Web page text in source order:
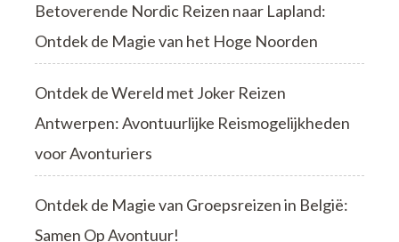
Betoverende Nordic Reizen naar Lapland:
Ontdek de Magie van het Hoge Noorden
Ontdek de Wereld met Joker Reizen
Antwerpen: Avontuurlijke Reismogelijkheden
voor Avonturiers
Ontdek de Magie van Groepsreizen in België:
Samen Op Avontuur!